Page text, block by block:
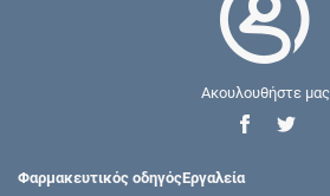
Ακουλουθήστε μας
Φαρμακευτικός οδηγόςΕργαλεία